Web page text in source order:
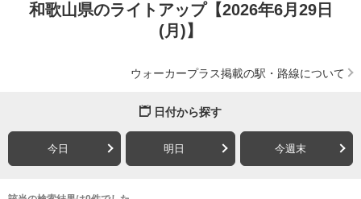
和歌山県のライトアップ【2026年6月29日
(月)】
ウォーカープラス掲載の駅・路線について
日付から探す
今日 明日 今週末